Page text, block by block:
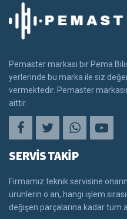
Pemaster markası bir Pema
yerlerinde bu marka ile siz
vermektedir. Pemaster
aittir.
SERVİS TAKİP
Firmamız teknik servisine
ürünlerin o an, hangi işlem
değişen parçalarına kadar tüm